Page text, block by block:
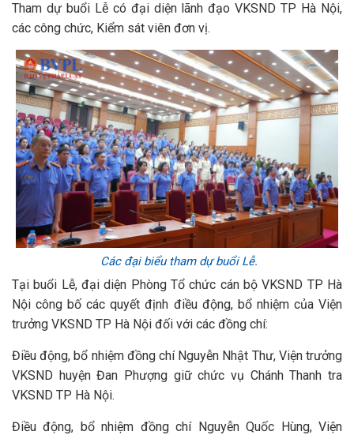
Tham dự buổi Lễ có đại diện lãnh đạo VKSND TP Hà Nội,
các công chức, Kiểm sát viên đơn vị.
Các đại biểu tham dự buổi Lễ.
Tại buổi Lễ, đại diện Phòng Tổ chức cán bộ VKSND TP Hà
Nội công bố các quyết định điều động, bổ nhiệm của Viện
trưởng VKSND TP Hà Nội đối với các đồng chí:
Điều động, bổ nhiệm đồng chí Nguyễn Nhật Thư, Viện trưởng
VKSND huyện Đan Phượng giữ chức vụ Chánh Thanh tra
VKSND TP Hà Nội.
Điều động, bổ nhiệm đồng chí Nguyễn Quốc Hùng, Viện